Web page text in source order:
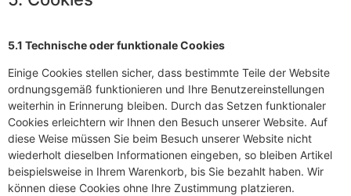
5.1 Technische oder funktionale Cookies
Einige Cookies stellen sicher, dass bestimmte Teile der Website
ordnungsgemäß funktionieren und Ihre Benutzereinstellungen
weiterhin in Erinnerung bleiben. Durch das Setzen funktionaler
Cookies erleichtern wir Ihnen den Besuch unserer Website. Auf
diese Weise müssen Sie beim Besuch unserer Website nicht
wiederholt dieselben Informationen eingeben, so bleiben Artikel
beispielsweise in Ihrem Warenkorb, bis Sie bezahlt haben. Wir
können diese Cookies ohne Ihre Zustimmung platzieren.